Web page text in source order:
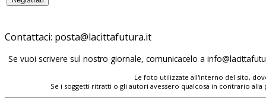
Contattaci: posta@lacittafutura.it
Se vuoi scrivere sul nostro giornale, comunicacelo a
Le foto utilizzate all'interno del sito,
Se i soggetti ritratti o gli autori avessero qualcosa in contrario